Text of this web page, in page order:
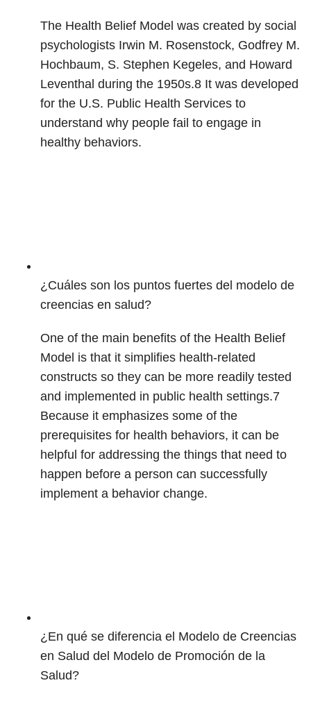
The Health Belief Model was created by social
psychologists Irwin M. Rosenstock, Godfrey M.
Hochbaum, S. Stephen Kegeles, and Howard
Leventhal during the 1950s.8 It was developed
for the U.S. Public Health Services to
understand why people fail to engage in
healthy behaviors.
¿Cuáles son los puntos fuertes del modelo de
creencias en salud?
One of the main benefits of the Health Belief
Model is that it simplifies health-related
constructs so they can be more readily tested
and implemented in public health settings.7
Because it emphasizes some of the
prerequisites for health behaviors, it can be
helpful for addressing the things that need to
happen before a person can successfully
implement a behavior change.
¿En qué se diferencia el Modelo de Creencias
en Salud del Modelo de Promoción de la
Salud?